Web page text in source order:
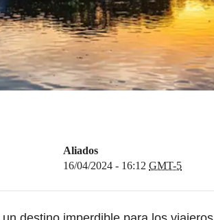
Aliados
16/04/2024 - 16:12 GMT-5